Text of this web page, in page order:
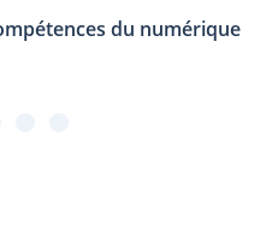
du numérique